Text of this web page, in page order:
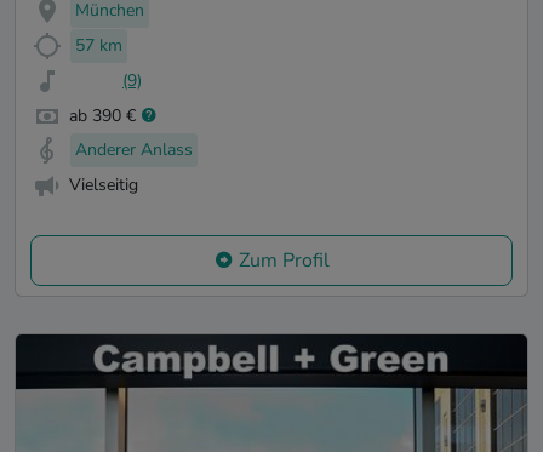
München
57 km
(9)
ab 390 €
Anderer Anlass
Vielseitig
Zum Profil